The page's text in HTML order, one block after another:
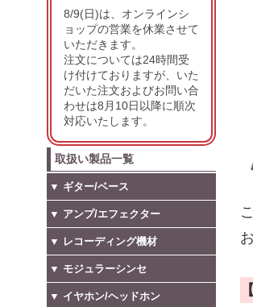
8/9(日)は、オンラインシ
ョップの営業を休業させて
いただきます。
注文については24時間受
け付けておりますが、いた
だいた注文およびお問い合
わせは8月10日以降に順次
対応いたします。
取扱い製品一覧
▼ ギター/ベース
▼ アンプ/エフェクター
▼ レコーディング機材
▼ モジュラーシンセ
▼ イヤホン/ヘッドホン